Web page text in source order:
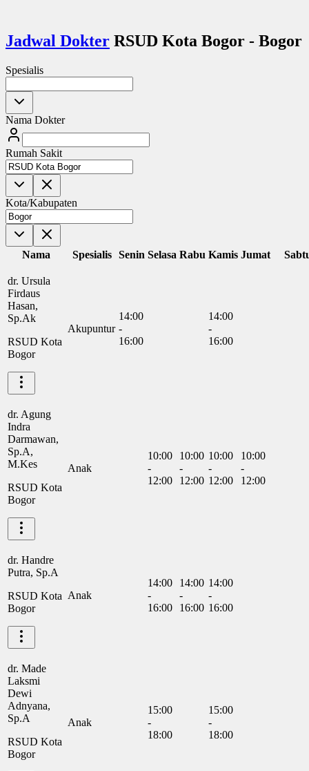
Jadwal Dokter RSUD Kota Bogor - Bogor
Spesialis
Nama Dokter
Rumah Sakit
Kota/Kabupaten
Nama Spesialis Senin Selasa Rabu Kamis Jumat
dr. Ursula
Firdaus
Hasan,
Sp.Ak
RSUD Kota
Bogor
Akupuntur
14:00
-
16:00
14:00
-
16:00
dr. Agung
Indra
Darmawan,
Sp.A,
M.Kes
RSUD Kota
Bogor
Anak
10:00
-
12:00
10:00
-
12:00
10:00
-
12:00
10:00
-
12:00
dr. Handre
Putra, Sp.A
RSUD Kota
Bogor
Anak
14:00
-
16:00
14:00
-
16:00
14:00
-
16:00
dr. Made
Laksmi
Dewi
Adnyana,
Sp.A
RSUD Kota
Bogor
Anak
15:00
-
18:00
15:00
-
18:00